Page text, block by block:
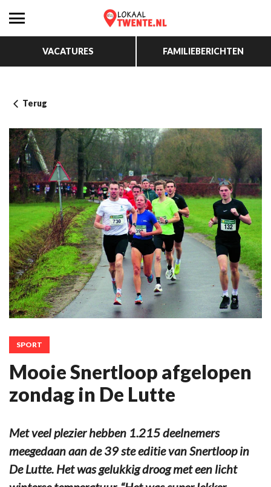
VACATURES FAMILIEBERICHTEN
Terug
SPORT
Mooie Snertloop afgelopen
zondag in De Lutte
Met veel plezier hebben 1.215 deelnemers
meegedaan aan de 39 ste editie van Snertloop in
De Lutte. Het was gelukkig droog met een licht